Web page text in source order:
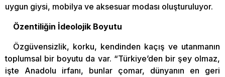
uygun giysi, mobilya ve aksesuar modası oluşturuluyor.
Özentiliğin İdeolojik Boyutu
Özgüvensizlik, korku, kendinden kaçış ve utanmanın
toplumsal bir boyutu da var. “Türkiye’den bir şey olmaz,
işte Anadolu irfanı, bunlar çomar, dünyanın en geri